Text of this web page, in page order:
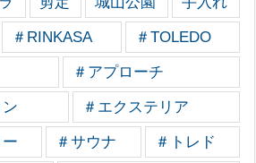
＃RINKASA ＃TOLEDO
＃アプローチ
＃エクステリア
＃サウナ ＃トレド